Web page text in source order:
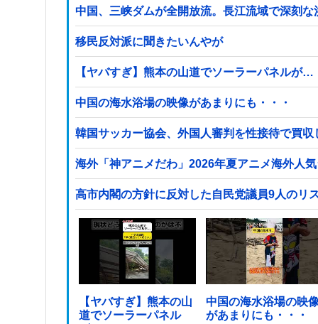
中国、三峡ダムが全開放流。長江流域で深刻な
移民反対派に聞きたいんやが
【ヤバすぎ】熊本の山道でソーラーパネルが…
中国の海水浴場の映像があまりにも・・・
韓国サッカー協会、外国人審判を性接待で買収
海外「神アニメだわ」2026年夏アニメ海外人
高市内閣の方針に反対した自民党議員9人の
【ヤバすぎ】熊本の山
道でソーラーパネル
中国の海水浴場の映
があまりにも・・・